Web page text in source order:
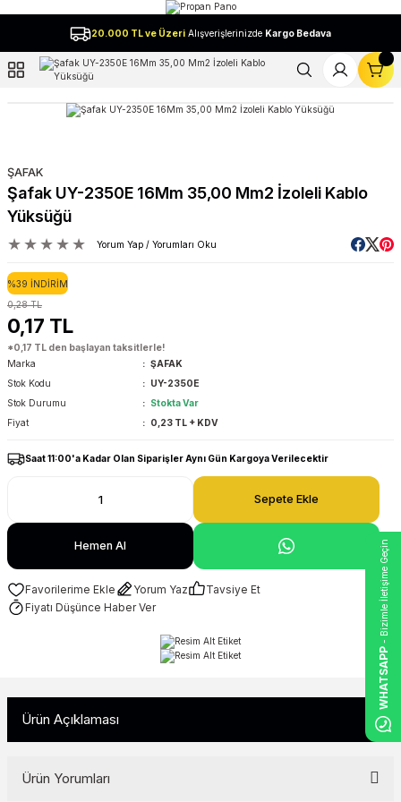
20.000 TL ve Üzeri Alışverişlerinizde Kargo Bedava
ŞAFAK
Şafak UY-2350E 16Mm 35,00 Mm2 İzoleli Kablo
Yüksüğü
Yorum Yap / Yorumları Oku
%39 İNDİRİM
0,28 TL
0,17 TL
*0,17 TL den başlayan taksitlerle!
Marka
ŞAFAK
Stok Kodu
UY-2350E
Stok Durumu
Stokta Var
Fiyat
0,23 TL + KDV
Saat 11:00'a Kadar Olan Siparişler Aynı Gün Kargoya Verilecektir
Sepete Ekle
Hemen Al
Yorum Yaz
Tavsiye Et
Fiyatı Düşünce Haber Ver
Ürün Açıklaması
Ürün Yorumları
WHATSAPP
- Bizimle İletişime Geçin